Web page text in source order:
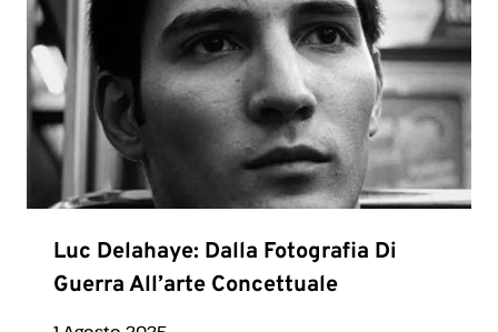
Luc Delahaye: Dalla Fotografia Di
Guerra All’arte Concettuale